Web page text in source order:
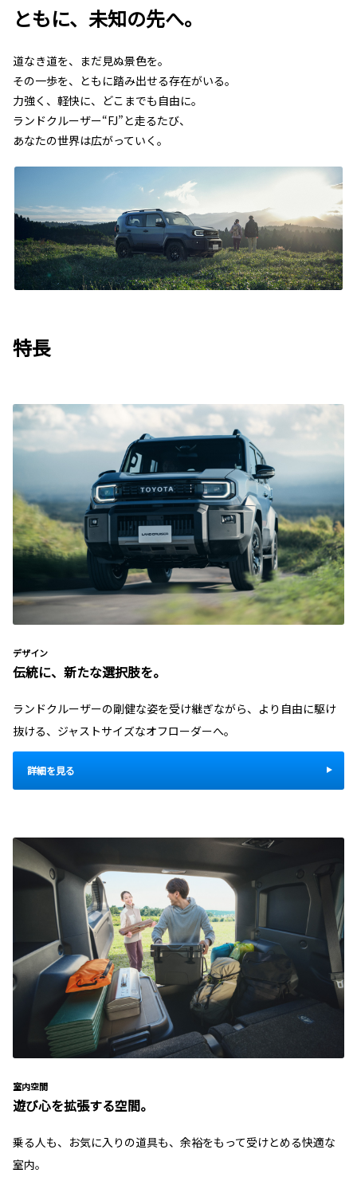
ともに、未知の先へ。
道なき道を、まだ見ぬ景色を。
その一歩を、ともに踏み出せる存在がいる。
力強く、軽快に、どこまでも自由に。
ランドクルーザー“FJ”と走るたび、
あなたの世界は広がっていく。
特長
デザイン
伝統に、新たな選択肢を。
ランドクルーザーの剛健な姿を受け継ぎながら、より自由に駆け
抜ける、ジャストサイズなオフローダーへ。
詳細を見る
室内空間
遊び心を拡張する空間。
乗る人も、お気に入りの道具も、余裕をもって受けとめる快適な
室内。